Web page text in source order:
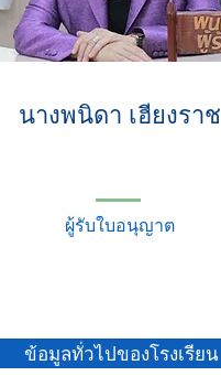
นางพนิดา เฮียงราช
ผู้รับใบอนุญาต
ข้อมูลทั่วไปของโรงเรียน